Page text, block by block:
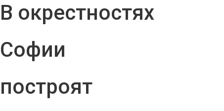
В окрестностях
Софии
построят